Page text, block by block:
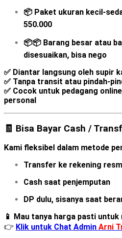
📦 Paket ukuran kecil-
550.000
📦📦 Barang besar atau
disesuaikan, bisa nego
✅ Diantar langsung oleh supir
✅ Tanpa transit atau pindah-
✅ Cocok untuk pedagang
personal
🧾 Bisa Bayar Cash /
Kami fleksibel dalam metode
Transfer ke rekening
Cash saat penjemputan
DP dulu, sisanya saat
📱 Mau tanya harga pasti
👉 Klik untuk Chat Admin Arni